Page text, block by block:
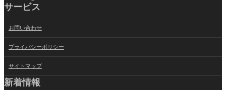
サービス
お問い合わせ
プライバシーポリシー
サイトマップ
新着情報